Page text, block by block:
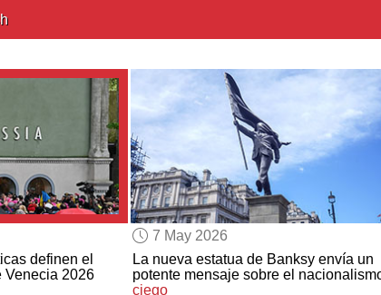
definen el
Venecia 2026
7 May 2026
La nueva estatua de Banksy envía un
potente mensaje sobre el
ciego